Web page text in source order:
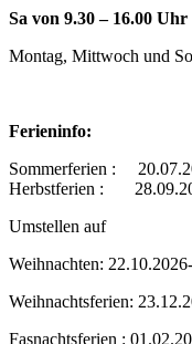
Sa von 9.30 – 16.00 Uhr
Montag, Mittwoch und
Ferieninfo:
Sommerferien :
Herbstferien :
Umstellen auf
Weihnachten:
Weihnachtsferien:
Fasnachtsferien :